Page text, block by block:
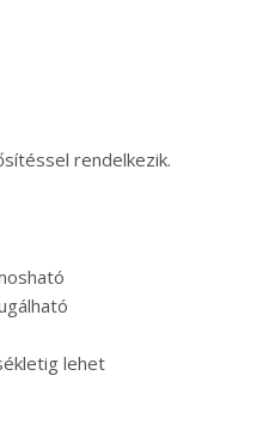
rendelkezik.
lehet